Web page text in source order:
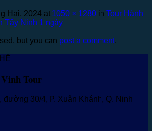
Hai, 2024 at 1050 × 1280 in Tour Hành
Tây Ninh 1 ngày
but you can post a comment.
Tour
đường 30/4, P. Xuân Khánh, Q. Ninh